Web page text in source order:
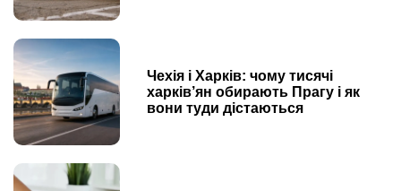
Чехія і Харків: чому тисячі
харків’ян обирають Прагу і як
вони туди дістаються